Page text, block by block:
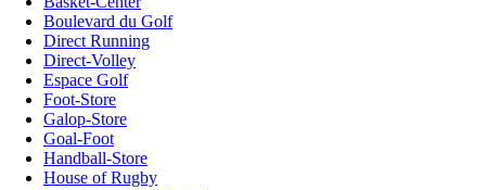
Boulevard du Golf
Direct Running
Direct-Volley
Espace Golf
Foot-Store
Galop-Store
Goal-Foot
Handball-Store
House of Rugby